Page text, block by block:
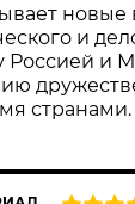
новые
и
Россией и
странами.